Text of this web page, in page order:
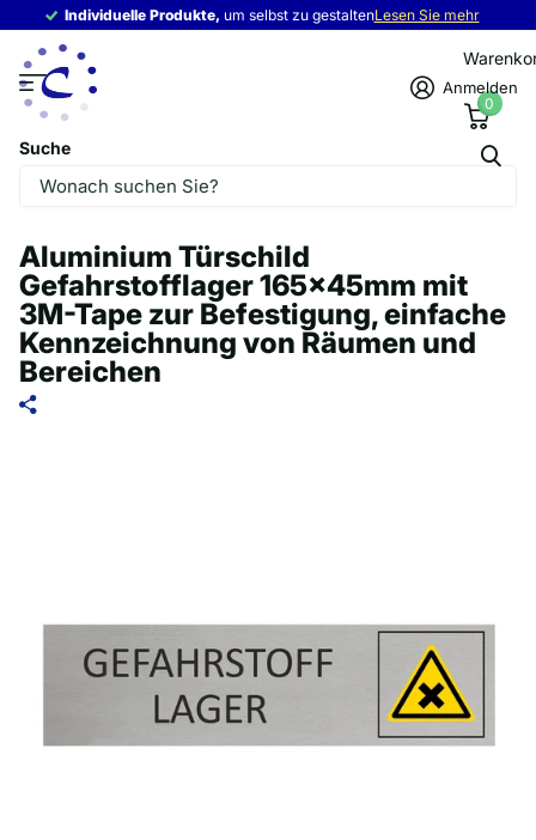
Individuelle Produkte, um selbst zu gestaltenLesen Sie mehr
Individuelle Produkte,
Suche
Anmelden
0
Aluminium Türschild
Gefahrstofflager 165x45mm mit
3M-Tape zur Befestigung, einfache
Kennzeichnung von Räumen und
Bereichen